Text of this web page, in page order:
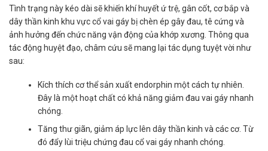
Tình trạng này kéo dài sẽ khiến khí huyết ứ trệ, gân cốt, cơ bắp và
dây thần kinh khu vực cổ vai gáy bị chèn ép gây đau, tê cứng và
ảnh hưởng đến chức năng vận động của khớp xương. Thông qua
tác động huyệt đạo, châm cứu sẽ mang lại tác dụng tuyệt vời như
sau:
Kích thích cơ thể sản xuất endorphin một cách tự nhiên.
Đây là một hoạt chất có khả năng giảm đau vai gáy nhanh
chóng.
Tăng thư giãn, giảm áp lực lên dây thần kinh và các cơ. Từ
đó đẩy lùi triệu chứng đau cổ vai gáy nhanh chóng.